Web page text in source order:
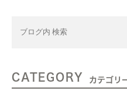
CATEGORY カテゴリ